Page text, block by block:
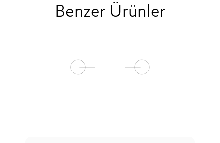
Benzer Ürünler